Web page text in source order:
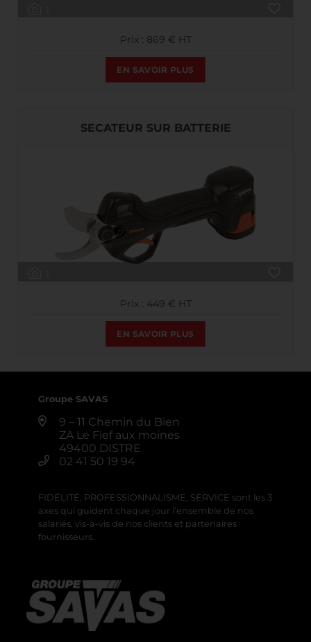
Prix : 869 € HT
EN SAVOIR PLUS
SECATEUR SUR BATTERIE
Prix : 449 € HT
EN SAVOIR PLUS
Groupe SAVAS
9 – 11 Chemin du Bien
ZA Le Fief aux moines
49400 DISTRE
02 41 50 19 94
FIDÉLITÉ, PROFESSIONNALISME, SERVICE sont les 3
axes qui guident chaque jour l’ensemble de nos
salariés, vis-à-vis de nos clients et partenaires
fournisseurs.